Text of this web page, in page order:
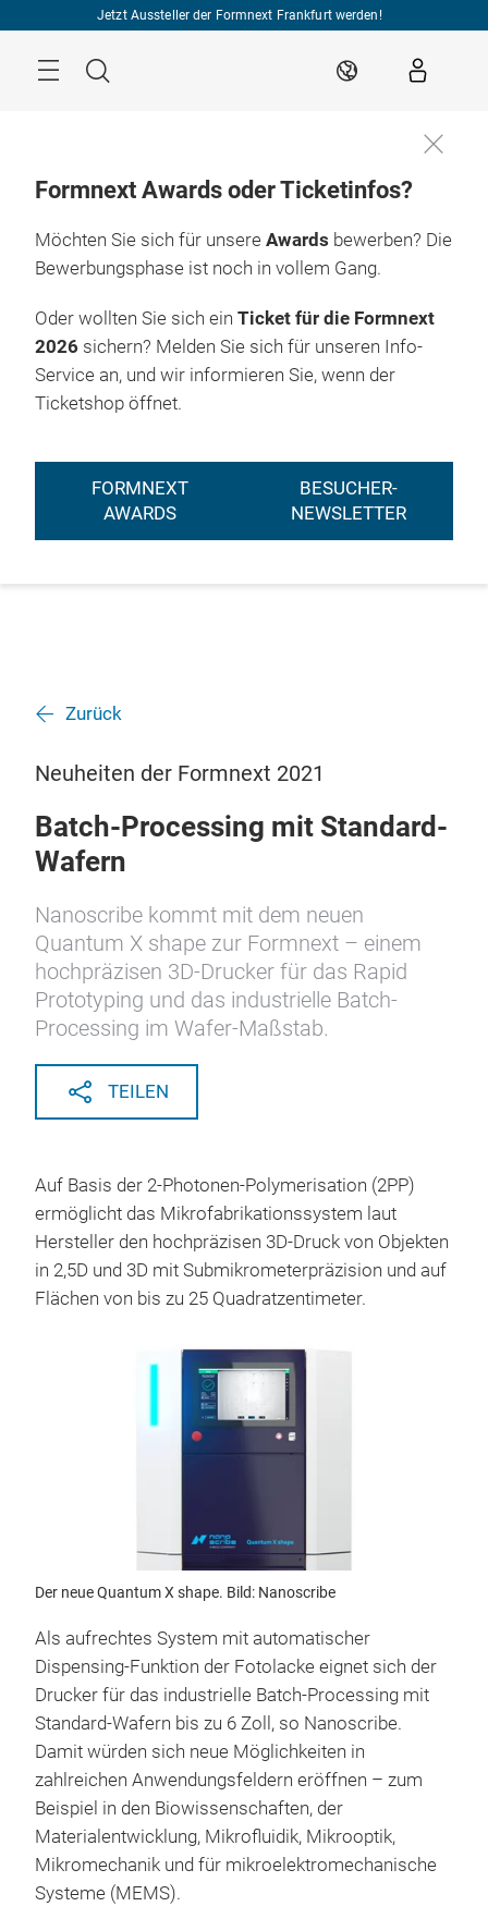
Jetzt Aussteller der Formnext Frankfurt werden!
Suche DE
Formnext Awards oder Ticketinfos?
Möchten Sie sich für unsere Awards bewerben? Die
Bewerbungsphase ist noch in vollem Gang.
Oder wollten Sie sich ein Ticket für die Formnext
2026 sichern? Melden Sie sich für unseren Info-
Service an, und wir informieren Sie, wenn der
Ticketshop öffnet.
FORMNEXT
AWARDS
BESUCHER-
NEWSLETTER
Zurück
Neuheiten der Formnext 2021
Batch-Processing mit Standard-
Wafern
Nanoscribe kommt mit dem neuen
Quantum X shape zur Formnext – einem
hochpräzisen 3D-Drucker für das Rapid
Prototyping und das industrielle Batch-
Processing im Wafer-Maßstab.
TEILEN
Auf Basis der 2-Photonen-Polymerisation (2PP)
ermöglicht das Mikrofabrikationssystem laut
Hersteller den hochpräzisen 3D-Druck von Objekten
in 2,5D und 3D mit Submikrometerpräzision und auf
Flächen von bis zu 25 Quadratzentimeter.
Der neue Quantum X shape. Bild: Nanoscribe
Als aufrechtes System mit automatischer
Dispensing-Funktion der Fotolacke eignet sich der
Drucker für das industrielle Batch-Processing mit
Standard-Wafern bis zu 6 Zoll, so Nanoscribe.
Damit würden sich neue Möglichkeiten in
zahlreichen Anwendungsfeldern eröffnen – zum
Beispiel in den Biowissenschaften, der
Materialentwicklung, Mikrofluidik, Mikrooptik,
Mikromechanik und für mikroelektromechanische
Systeme (MEMS).